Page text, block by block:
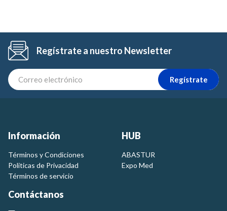
Regístrate a nuestro Newsletter
Regístrate
Información
Términos y Condiciones
Politicas de Privacidad
Términos de servicio
HUB
ABASTUR
Expo Med
Contáctanos